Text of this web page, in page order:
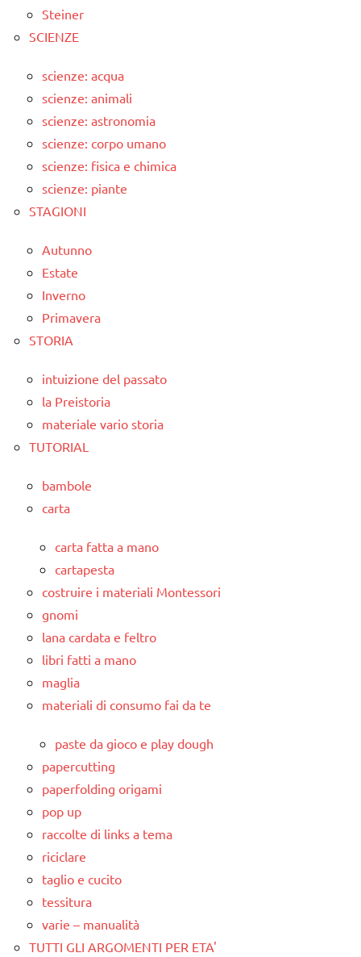
Steiner
SCIENZE
scienze: acqua
scienze: animali
scienze: astronomia
scienze: corpo umano
scienze: fisica e chimica
scienze: piante
STAGIONI
Autunno
Estate
Inverno
Primavera
STORIA
intuizione del passato
la Preistoria
materiale vario storia
TUTORIAL
bambole
carta
carta fatta a mano
cartapesta
costruire i materiali Montessori
gnomi
lana cardata e feltro
libri fatti a mano
maglia
materiali di consumo fai da te
paste da gioco e play dough
papercutting
paperfolding origami
pop up
raccolte di links a tema
riciclare
taglio e cucito
tessitura
varie – manualità
TUTTI GLI ARGOMENTI PER ETA'